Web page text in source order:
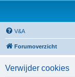
V&A
Forumoverzicht
Verwijder cookies